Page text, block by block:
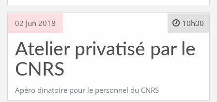
02 Jun 2018 10h00
Atelier privatisé par le
CNRS
Apéro dinatoire pour le personnel du CNRS